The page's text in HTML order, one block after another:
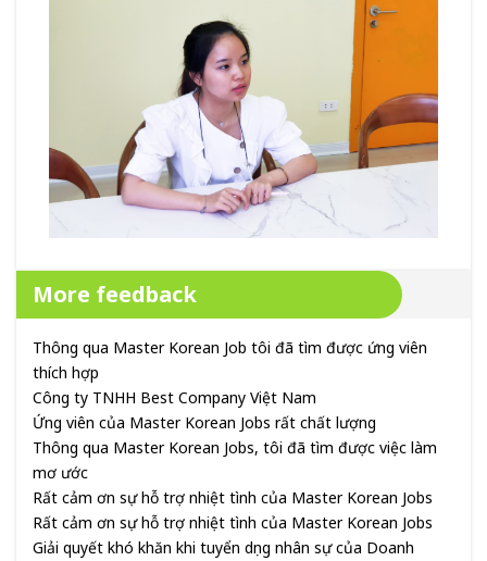
More feedback
Thông qua Master Korean Job tôi đã tìm được ứng viên
thích hợp
Công ty TNHH Best Company Việt Nam
Ứng viên của Master Korean Jobs rất chất lượng
Thông qua Master Korean Jobs, tôi đã tìm được việc làm
mơ ước
Rất cảm ơn sự hỗ trợ nhiệt tình của Master Korean Jobs
Rất cảm ơn sự hỗ trợ nhiệt tình của Master Korean Jobs
Giải quyết khó khăn khi tuyển dụng nhân sự của Doanh